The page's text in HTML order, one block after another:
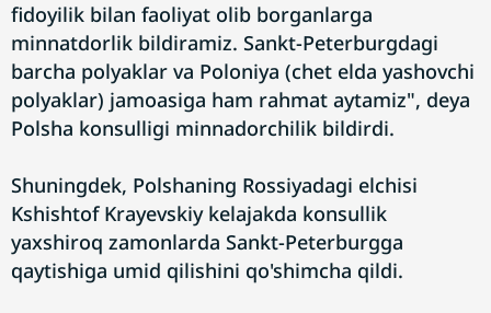
fidoyilik bilan faoliyat olib borganlarga
minnatdorlik bildiramiz. Sankt-Peterburgdagi
barcha polyaklar va Poloniya (chet elda yashovchi
polyaklar) jamoasiga ham rahmat aytamiz", deya
Polsha konsulligi minnadorchilik bildirdi.
Shuningdek, Polshaning Rossiyadagi elchisi
Kshishtof Krayevskiy kelajakda konsullik
yaxshiroq zamonlarda Sankt-Peterburgga
qaytishiga umid qilishini qo'shimcha qildi.